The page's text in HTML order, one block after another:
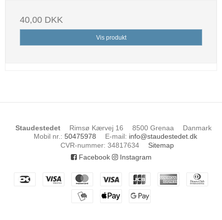
40,00 DKK
Vis produkt
Staudestedet Rimsø Kærvej 16 8500 Grenaa
Danmark
Mobil nr.: 50475978 E-mail: info@staudestedet.dk
CVR-nummer: 34817634
Sitemap
Facebook
Instagram